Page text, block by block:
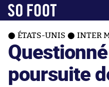
ÉTATS-UNIS INTER
poursuite